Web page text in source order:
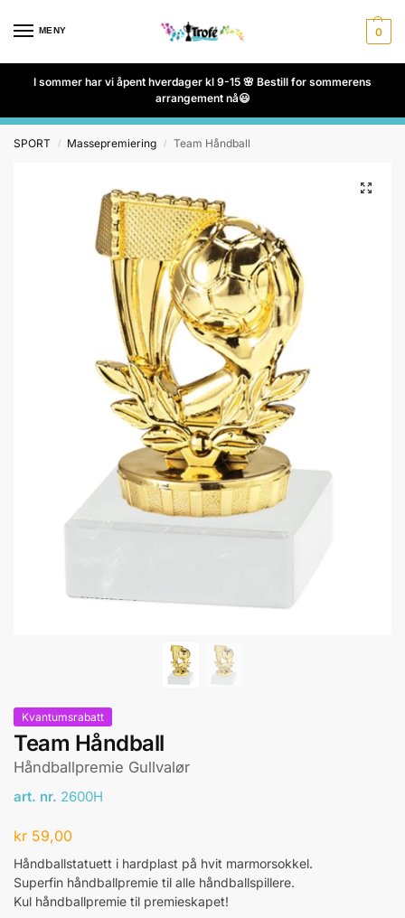
MENY 0
I sommer har vi åpent hverdager kl 9-15 🌸 Bestill for sommerens
arrangement nå😃
SPORT / Massepremiering / Team Håndball
Kvantumsrabatt
Team Håndball
Håndballpremie Gullvalør
art. nr. 2600H
kr 59,00
Håndballstatuett i hardplast på hvit marmorsokkel.
Superfin håndballpremie til alle håndballspillere.
Kul håndballpremie til premieskapet!